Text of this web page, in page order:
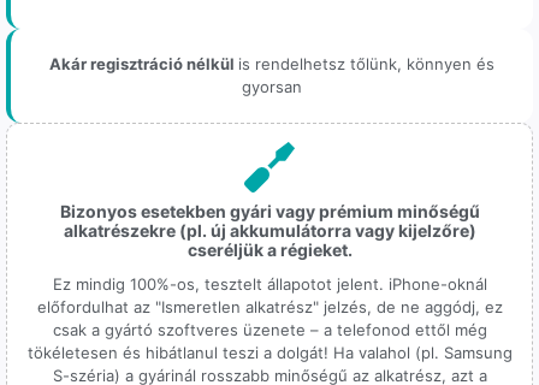
Akár regisztráció nélkül is rendelhetsz tőlünk, könnyen és
gyorsan
Bizonyos esetekben gyári vagy prémium minőségű
alkatrészekre (pl. új akkumulátorra vagy kijelzőre)
cseréljük a régieket.
Ez mindig 100%-os, tesztelt állapotot jelent. iPhone-oknál
előfordulhat az "Ismeretlen alkatrész" jelzés, de ne aggódj, ez
csak a gyártó szoftveres üzenete – a telefonod ettől még
tökéletesen és hibátlanul teszi a dolgát! Ha valahol (pl. Samsung
S-széria) a gyárinál rosszabb minőségű az alkatrész, azt a